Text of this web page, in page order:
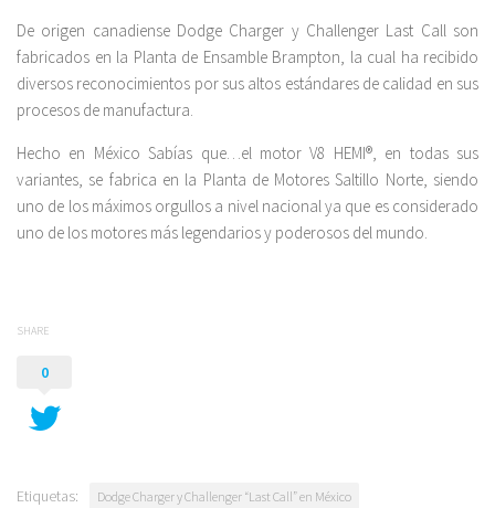
De origen canadiense Dodge Charger y Challenger Last Call son
fabricados en la Planta de Ensamble Brampton, la cual ha recibido
diversos reconocimientos por sus altos estándares de calidad en sus
procesos de manufactura.
Hecho en México Sabías que…el motor V8 HEMI®, en todas sus
variantes, se fabrica en la Planta de Motores Saltillo Norte, siendo
uno de los máximos orgullos a nivel nacional ya que es considerado
uno de los motores más legendarios y poderosos del mundo.
SHARE
0
Etiquetas: Dodge Charger y Challenger “Last Call” en México